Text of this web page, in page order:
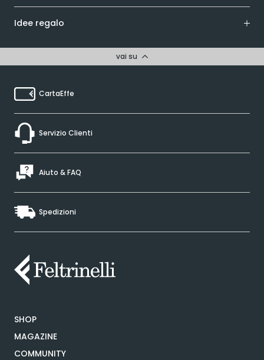
Idee regalo
vai su
CartaEffe
Servizio Clienti
Aiuto & FAQ
Spedizioni
SHOP
MAGAZINE
COMMUNITY